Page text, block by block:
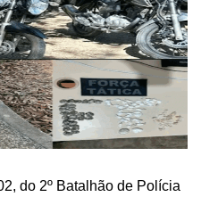
do 2º Batalhão de Polícia